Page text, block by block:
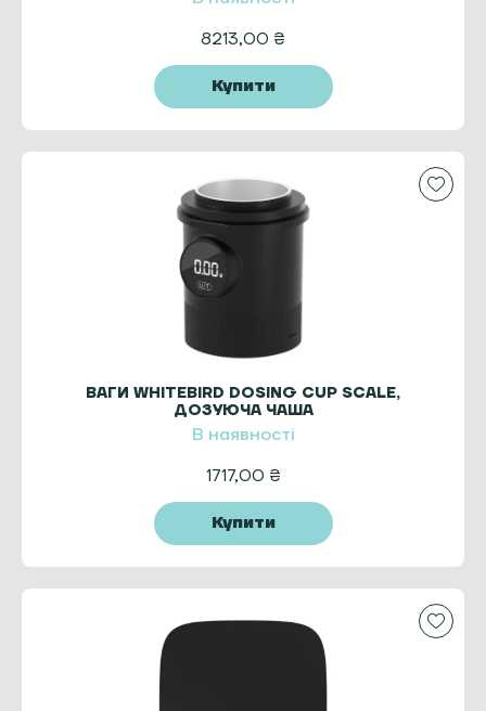
8213,00 ₴
Купити
ВАГИ WHITEBIRD DOSING CUP SCALE,
ДОЗУЮЧА ЧАША
В наявності
1717,00 ₴
Купити